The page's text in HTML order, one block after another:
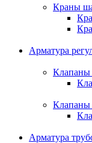
Краны
Арматура
Клапаны
Клапаны
Арматура